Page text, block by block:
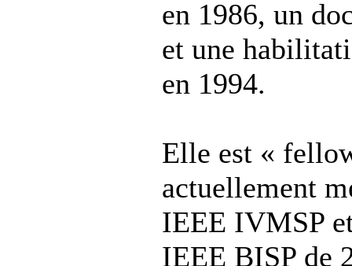
en 1986, un
et une
en 1994.
Elle est «
actuellement
IEEE IVMSP
IEEE BISP de